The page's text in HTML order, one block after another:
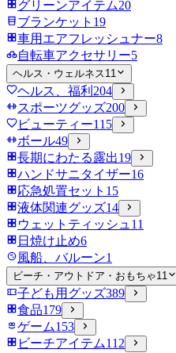
グリーンアイテム20
ブランケット 19
車用エアフレッシュナー8
自転車アクセサリー5
ヘルス・ウェルネス11
ヘルス、福利 204
スポーツグッズ200
ビューティー115
ボール49
長期にわたる露出19
ハンドサニタイザー16
応急処置セット 15
液体関連グッズ14
ウェットティッシュ 11
日焼け止め6
風船、バルーン1
ビーチ・アウトドア・おもちゃ11
子ども用グッズ389
食品179
ゲーム153
ビーチアイテム112